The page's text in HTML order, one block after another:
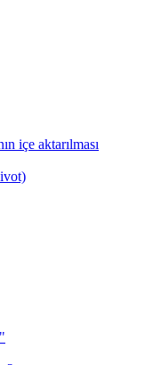
içe aktarılması